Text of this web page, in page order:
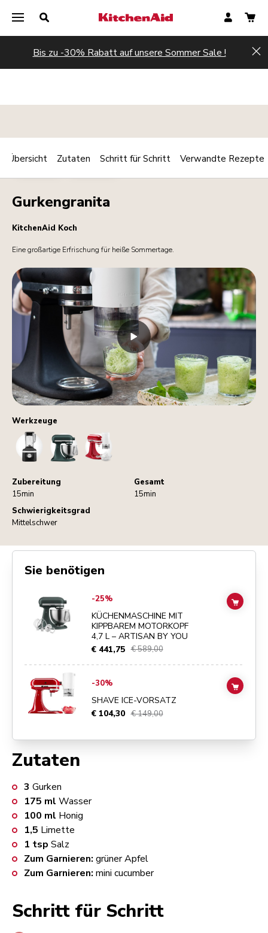
Bis zu -30% Rabatt auf unsere Sommer Sale !
Werkzeuge
BlenderStandMixerIceShaver
Zubereitung
15min
Gesamt
15min
Schwierigkeitsgrad
Mittelschwer
DESSERTS GETRÄNKE Print
Share
Gurkengranita
KitchenAid Koch
Eine großartige Erfrischung für heiße Sommertage.
Übersicht Zutaten Schritt für Schritt Verwandte Rezepte
Zutaten
3 Gurken
175 ml Wasser
100 ml Honig
1,5 Limette
1 tsp Salz
Zum Garnieren: grüner Apfel
Zum Garnieren: mini cucumber
Schritt für Schritt
Sie benötigen
Go toKÜCHENMASCHINE MIT KIPPBAREM MOTORKOPF 4,7 L –
-25%
KÜCHENMASCHINE MIT
KIPPBAREM MOTORKOPF
4,7 L – ARTISAN BY YOU
€ 441,75 € 589,00
ADD
SHAVE ICE-VORSATZ
-30%
SHAVE ICE-VORSATZ
€ 104,30 € 149,00
ADD